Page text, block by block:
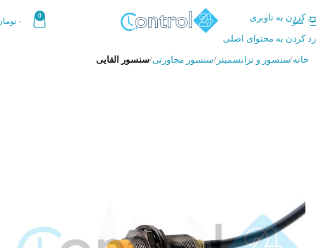
رد کردن به ناوبری
رد کردن به محتوای اصلی
منو
0
۰
خانه سنسور و ترانسمیتر سنسور مجاورتی سنسور القایی